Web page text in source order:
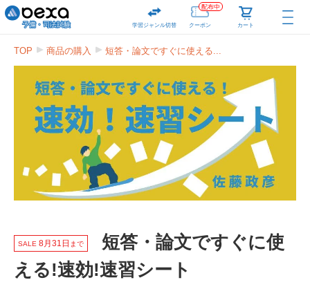
学習ジャンル切替 クーポン
配布中
カート
TOP 商品の購入 短答・論文ですぐに使える...
SALE 8月31日 まで
短答・論文ですぐに使
える!速効!速習シート